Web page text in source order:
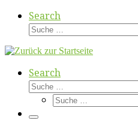
Search
Suche
Search
Suche
Suche
Menü